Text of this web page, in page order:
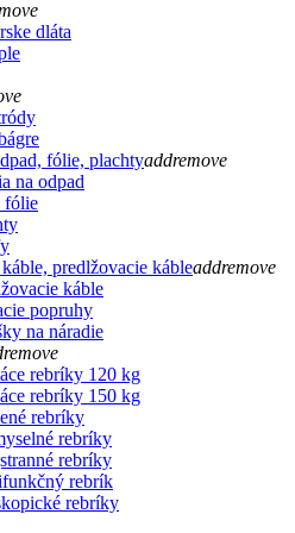
dláta
fólie, plachtyaddremove
na odpad
fólie
predlžovacie kábleaddremove
káble
popruhy
na náradie
remove
rebríky 120 kg
rebríky 150 kg
rebríky
rebríky
rebríky
rebrík
rebríky